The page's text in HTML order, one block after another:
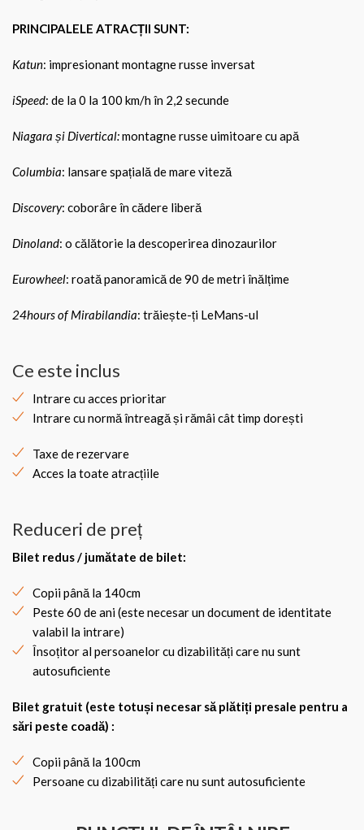
PRINCIPALELE ATRACȚII SUNT:
Katun: impresionant montagne russe inversat
iSpeed: de la 0 la 100 km/h în 2,2 secunde
Niagara și Divertical:montagne russe uimitoare cu apă
Columbia: lansare spațială de mare viteză
Discovery: coborâre în cădere liberă
Dinoland: o călătorie la descoperirea dinozaurilor
Eurowheel: roată panoramică de 90 de metri înălțime
24hours of Mirabilandia: trăiește-ți LeMans-ul
Ce este inclus
Intrare cu acces prioritar
Intrare cu normă întreagă și rămâi cât timp dorești
Taxe de rezervare
Acces la toate atracțiile
Reduceri de preț
Bilet redus / jumătate de bilet:
Copii până la 140cm
Peste 60 de ani (este necesar un document de identitate
valabil la intrare)
Însoțitor al persoanelor cu dizabilități care nu sunt
autosuficiente
Bilet gratuit (este totuși necesar să plătiți presale pentru a
sări peste coadă) :
Copii până la 100cm
Persoane cu dizabilități care nu sunt autosuficiente